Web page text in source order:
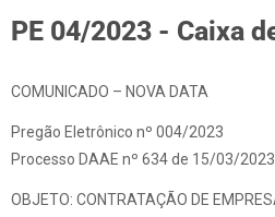
PE 04/2023 - Caixa
COMUNICADO – NOVA DATA
Pregão Eletrônico nº 004/2023
Processo DAAE nº 634 de 15/03/2023
OBJETO: CONTRATAÇÃO DE